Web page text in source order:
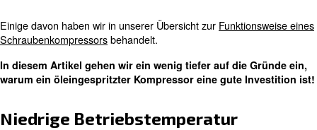
AGRE Deutschland Blog So Warten Sie Einen